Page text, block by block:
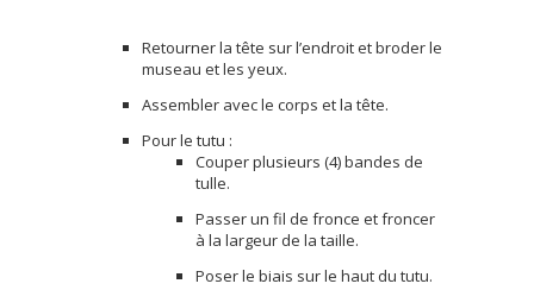
Retourner la tête sur l’endroit et broder le
museau et les yeux.
Assembler avec le corps et la tête.
Pour le tutu :
Couper plusieurs (4) bandes de
tulle.
Passer un fil de fronce et froncer
à la largeur de la taille.
Poser le biais sur le haut du tutu.